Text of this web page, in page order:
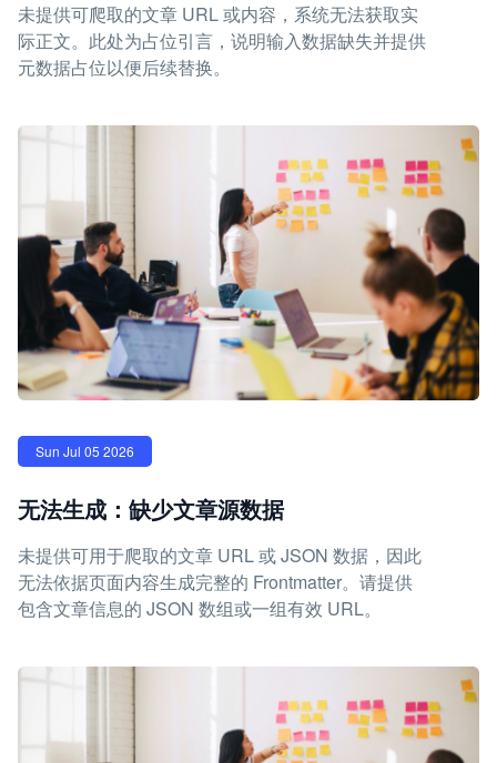
未提供可爬取的文章 URL 或内容，系统无法获取实
际正文。此处为占位引言，说明输入数据缺失并提供
元数据占位以便后续替换。
Sun Jul 05 2026
无法生成：缺少文章源数据
未提供可用于爬取的文章 URL 或 JSON 数据，因此
无法依据页面内容生成完整的 Frontmatter。请提供
包含文章信息的 JSON 数组或一组有效 URL。